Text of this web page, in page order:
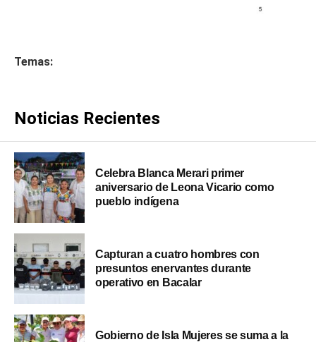
Temas:
Noticias Recientes
Celebra Blanca Merari primer
aniversario de Leona Vicario como
pueblo indígena
Capturan a cuatro hombres con
presuntos enervantes durante
operativo en Bacalar
Gobierno de Isla Mujeres se suma a la